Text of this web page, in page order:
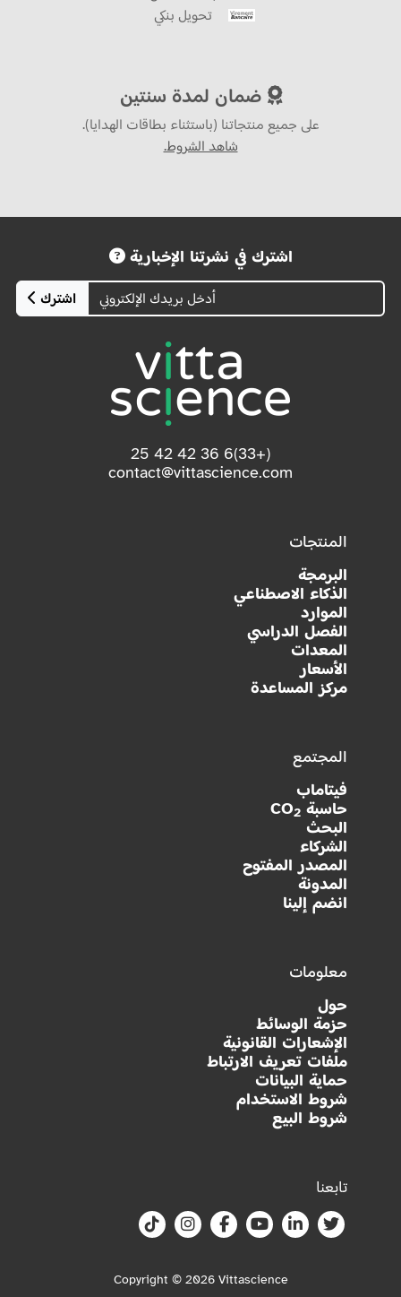
تحويل بنكي
ضمان لمدة سنتين
على جميع منتجاتنا (باستثناء بطاقات الهدايا).
شاهد الشروط.
اشترك في نشرتنا الإخبارية
اشترك
(+33)6 36 42 42 25
contact@vittascience.com
المنتجات
البرمجة
الذكاء الاصطناعي
الموارد
الفصل الدراسي
المعدات
الأسعار
مركز المساعدة
المجتمع
فيتاماب
حاسبة CO2
البحث
الشركاء
المصدر المفتوح
المدونة
انضم إلينا
معلومات
حول
حزمة الوسائط
الإشعارات القانونية
ملفات تعريف الارتباط
حماية البيانات
شروط الاستخدام
شروط البيع
تابعنا
Copyright © 2026 Vittascience